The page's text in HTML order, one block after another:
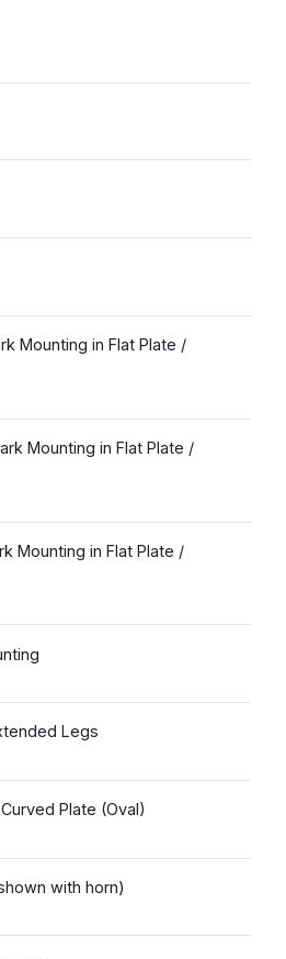
Mounting in Flat Plate /
Mounting in Flat Plate /
Mounting in Flat Plate /
Legs
Plate (Oval)
with horn)